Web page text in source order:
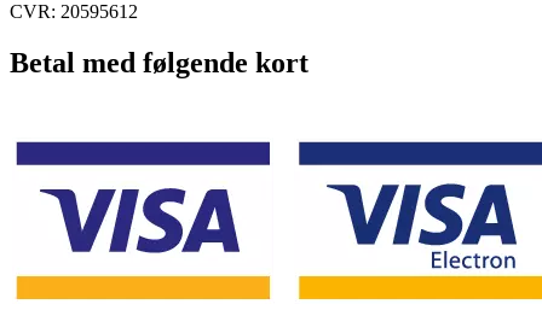
CVR: 20595612
Betal med følgende kort